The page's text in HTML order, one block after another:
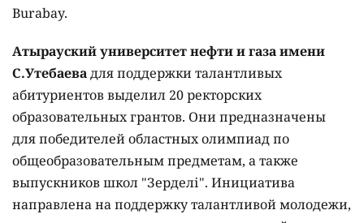
Burabay.
Атырауский университет нефти и газа имени
С.Утебаевадля поддержки талантливых
абитуриентов выделил 20 ректорских
образовательных грантов. Они предназначены
для победителей областных олимпиад по
общеобразовательным предметам, а также
выпускников школ "Зерделі". Инициатива
направлена на поддержку талантливой молодежи,